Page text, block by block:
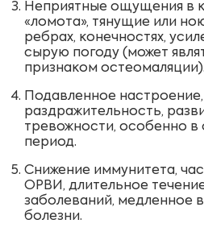
Неприятные ощущения в
«ломота», тянущие или
ребрах, конечностях,
сырую погоду (может
признаком остеомаляции).
Подавленное
раздражительность,
тревожности, особенно в
период.
Снижение иммунитета,
ОРВИ, длительное
заболеваний, медленное
болезни.